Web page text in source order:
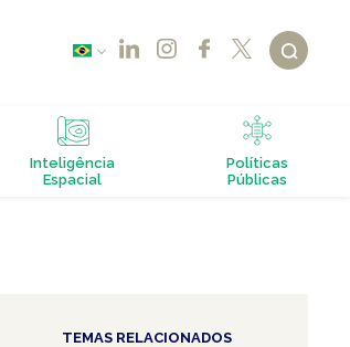
Inteligência
Espacial
Políticas
Públicas
TEMAS RELACIONADOS